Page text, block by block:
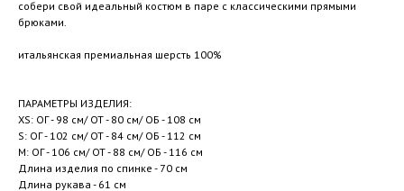
собери свой идеальный костюм в паре с классическими прямыми
брюками.
итальянская премиальная шерсть 100%
ПАРАМЕТРЫ ИЗДЕЛИЯ:
XS: ОГ - 98 см/ ОТ - 80 см/ ОБ - 108 см
S: ОГ - 102 см/ ОТ - 84 см/ ОБ - 112 см
M: ОГ - 106 см/ ОТ - 88 см/ ОБ - 116 см
Длина изделия по спинке - 70 см
Длина рукава - 61 см